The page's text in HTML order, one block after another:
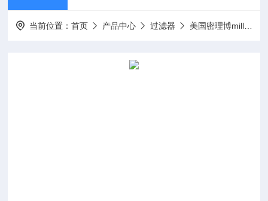
当前位置：首页 产品中心 过滤器 美国密理博millipore